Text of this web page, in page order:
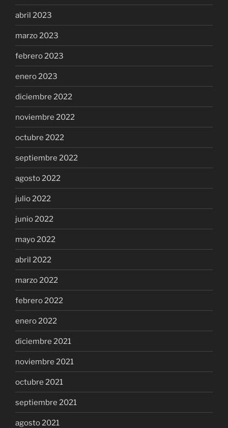
abril 2023
marzo 2023
febrero 2023
enero 2023
diciembre 2022
noviembre 2022
octubre 2022
septiembre 2022
agosto 2022
julio 2022
junio 2022
mayo 2022
abril 2022
marzo 2022
febrero 2022
enero 2022
diciembre 2021
noviembre 2021
octubre 2021
septiembre 2021
agosto 2021